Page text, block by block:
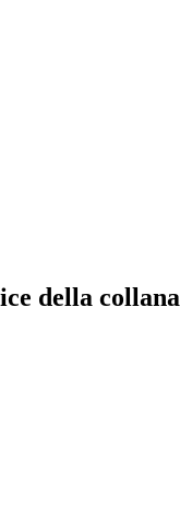
della collana